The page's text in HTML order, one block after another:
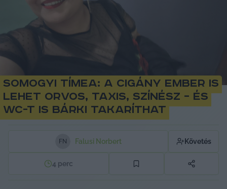
Somogyi Tímea: a cigány ember is
lehet orvos, taxis, színész – és
wc-t is bárki takaríthat
FN Falusi Norbert Követés
4 perc